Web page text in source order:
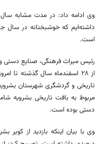
است.
رئیس میراث فرهنگی، صنایع دستی
تاریخی و گردشگری شهرستان بشرویه
مربوط به بافت تاریخی بشرویه
دستی بوده است.